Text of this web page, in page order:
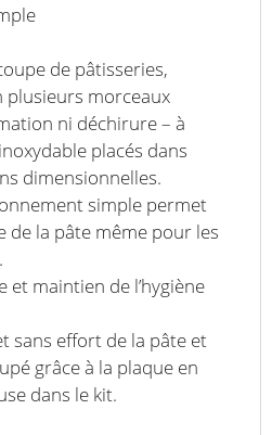
de pâtisseries,
plusieurs morceaux
ni déchirure – à
placés dans
dimensionnelles.
simple permet
de la pâte même pour les
et maintien de l’hygiène
sans effort de la pâte et
grâce à la plaque en
dans le kit.